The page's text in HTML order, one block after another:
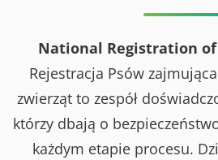
National Registration of
Rejestracja Psów
zwierząt to zespół
którzy dbają o
każdym etapie procesu.